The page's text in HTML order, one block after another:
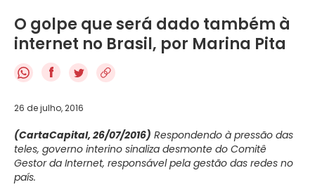
O golpe que será dado também à
internet no Brasil, por Marina Pita
f
26 de julho, 2016
(CartaCapital, 26/07/2016) Respondendo à pressão das
teles, governo interino sinaliza desmonte do Comitê
Gestor da Internet, responsável pela gestão das redes no
país.